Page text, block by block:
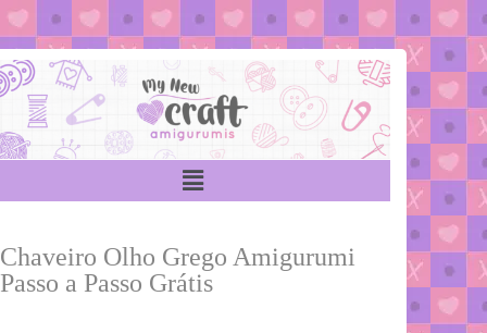
Chaveiro Olho Grego Amigurumi
Passo a Passo Grátis